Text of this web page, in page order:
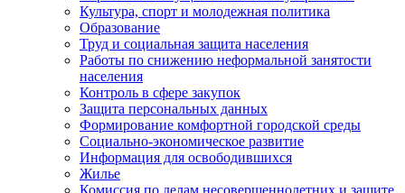
Культура, спорт и молодежная политика
Образование
Труд и социальная защита населения
Работы по снижению неформальной занятости
населения
Контроль в сфере закупок
Защита персональных данных
Формирование комфортной городской среды
Социально-экономическое развитие
Информация для освободившихся
Жилье
Комиссия по делам несовершеннолетних и защите